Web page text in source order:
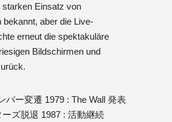
starken Einsatz von
bekannt, aber die Live-
erneut die spektakuläre
Bildschirmen und
バー変遷 1979 : The Wall 発表
ズ脱退 1987 : 活動継続